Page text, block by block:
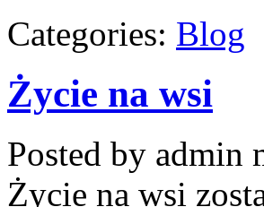
Categories: Blog
Życie na wsi
Posted by admin
Życie na wsi